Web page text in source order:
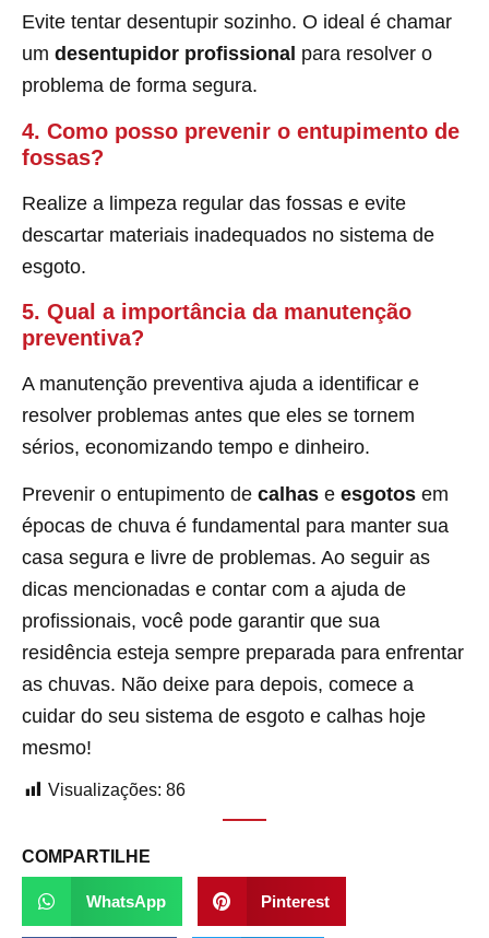
Evite tentar desentupir sozinho. O ideal é chamar
um desentupidor profissional para resolver o
problema de forma segura.
4. Como posso prevenir o entupimento de
fossas?
Realize a limpeza regular das fossas e evite
descartar materiais inadequados no sistema de
esgoto.
5. Qual a importância da manutenção
preventiva?
A manutenção preventiva ajuda a identificar e
resolver problemas antes que eles se tornem
sérios, economizando tempo e dinheiro.
Prevenir o entupimento de calhas e esgotos em
épocas de chuva é fundamental para manter sua
casa segura e livre de problemas. Ao seguir as
dicas mencionadas e contar com a ajuda de
profissionais, você pode garantir que sua
residência esteja sempre preparada para enfrentar
as chuvas. Não deixe para depois, comece a
cuidar do seu sistema de esgoto e calhas hoje
mesmo!
Visualizações: 86
COMPARTILHE
WhatsApp Pinterest